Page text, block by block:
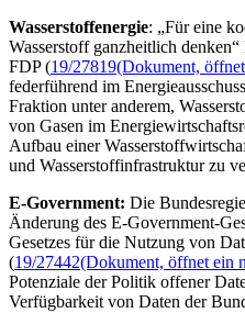
Wasserstoffenergie: „Für eine
Wasserstoff ganzheitlich
FDP (19/27819(Dokument,
federführend im
Fraktion unter anderem,
von Gasen im
Aufbau einer
und Wasserstoffinfrastruktur zu
E-Government: Die
Änderung des E-Government-
Gesetzes für die Nutzung von
(19/27442(Dokument, öffnet ein
Potenziale der Politik offener
Verfügbarkeit von Daten der